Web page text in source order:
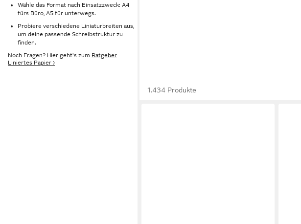
Wähle das Format nach Einsatzzweck: A4
fürs Büro, A5 für unterwegs.
Probiere verschiedene Liniaturbreiten aus,
um deine passende Schreibstruktur zu
finden.
Noch Fragen? Hier geht's zum Ratgeber
Liniertes Papier ›
1.434 Produkte